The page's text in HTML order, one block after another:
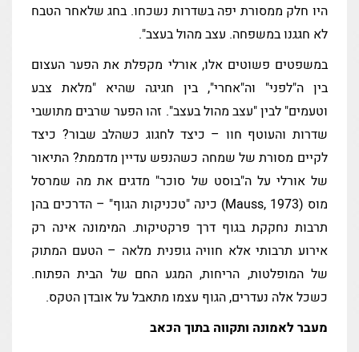
היו חלק ממסורת יפה בשדרות נשכחו. בחג שלאחר הטבח
לא חגגנו במשפחה. עצב מהול בעצב".
במשפטים פשוטים אלו, אורלי מקפלת את הפער העצום
בין ה"לפני" וה"אחרי", בין חגיגה שהיא "מלאת צבע
וטעמים" לבין "עצב מהול בעצב". זהו הפער שרבים מתושבי
שדרות והעוטף חוו – כיצד לחגוג כשהלב שבור? כיצד
לקיים מסורת של שמחה כשהנפש עדיין מדממת? התיאור
של אורלי על ה"בוסט של סוכר" מדגים את מה שמרסל
מוס (Mauss, 1973) כינה "טכניקות הגוף" – הדרכים בהן
תרבות נחקקת בגוף דרך פרקטיקות. המימונה אינה רק
אירוע תרבותי אלא חוויה גופנית מלאה – הטעם המתוק
של המופלטות, הריחות, המגע החם של הבית הפתוח.
כשכל אלה נעדרים, הגוף עצמו מתאבל על אובדן הטקס.
מעבר לאמונה ותקווה בתוך הכאב